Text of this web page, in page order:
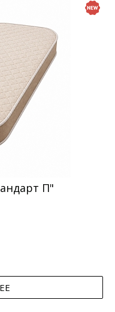
П"